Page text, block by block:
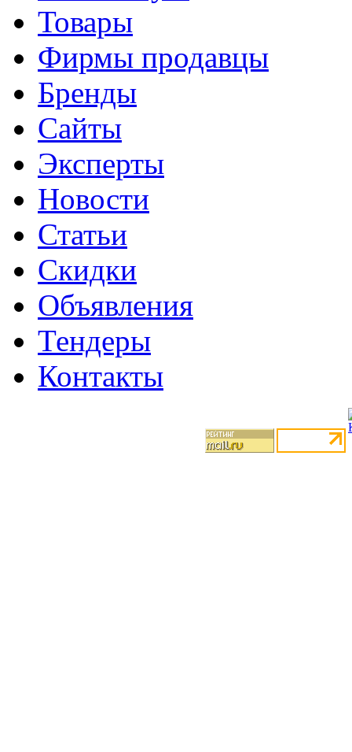
Товары
Фирмы продавцы
Бренды
Сайты
Эксперты
Новости
Статьи
Скидки
Объявления
Тендеры
Контакты